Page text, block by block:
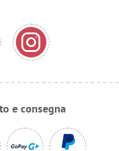
e consegna